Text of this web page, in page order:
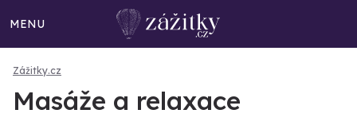
MENU
Zážitky.cz
Masáže a relaxace